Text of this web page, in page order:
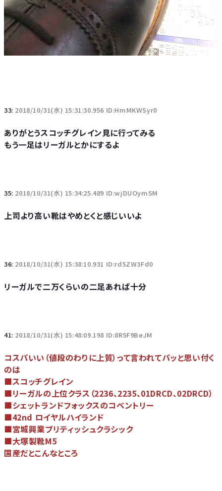
33: 2018/10/31(水) 15:31:30.956 ID:HmMKWSyr0
ありがとうスコッチグレイン見に行ってみる
もう一足はリーガルとかにするよ
35: 2018/10/31(水) 15:34:25.489 ID:wjDUOymSM
上司より高い靴はやめとくと感じいいよ
36: 2018/10/31(水) 15:38:10.931 ID:rd5ZW3Fd0
リーガルで二万くらいの二足あれば十分
41: 2018/10/31(水) 15:48:09.198 ID:8R5F9BeJM
コスパいい（値段のわりに上質）って言われてパッと思い付く
のは
■スコッチグレイン
■リーガルの上位クラス（2236、2235、01DRCD、02DRCD）
■シェットランドフォックスのコベントリー
■42nd ロイヤルハイランド
■宮城興業ブリティッシュクラシック
■大塚製靴M5
国産だとこんなところ